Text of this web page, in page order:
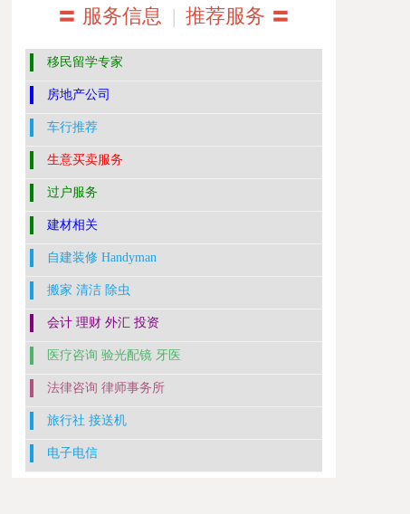
〓 服务信息 | 推荐服务 〓
移民留学专家
房地产公司
车行推荐
生意买卖服务
过户服务
建材相关
自建装修 Handyman
搬家 清洁 除虫
会计 理财 外汇 投资
医疗咨询 验光配镜 牙医
法律咨询 律师事务所
旅行社 接送机
电子电信